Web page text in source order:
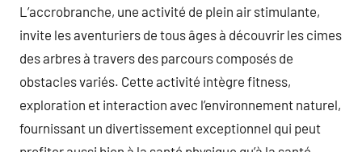
L’accrobranche, une activité de plein air stimulante,
invite les aventuriers de tous âges à découvrir les cimes
des arbres à travers des parcours composés de
obstacles variés. Cette activité intègre fitness,
exploration et interaction avec l’environnement naturel,
fournissant un divertissement exceptionnel qui peut